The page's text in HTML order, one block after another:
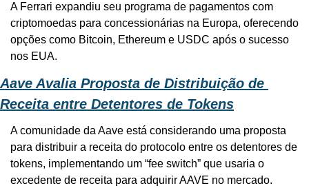
A Ferrari expandiu seu programa de pagamentos com
criptomoedas para concessionárias na Europa, oferecendo
opções como Bitcoin, Ethereum e USDC após o sucesso
nos EUA.
Aave Avalia Proposta de Distribuição de
Receita entre Detentores de Tokens
A comunidade da Aave está considerando uma proposta
para distribuir a receita do protocolo entre os detentores de
tokens, implementando um “fee switch” que usaria o
excedente de receita para adquirir AAVE no mercado.